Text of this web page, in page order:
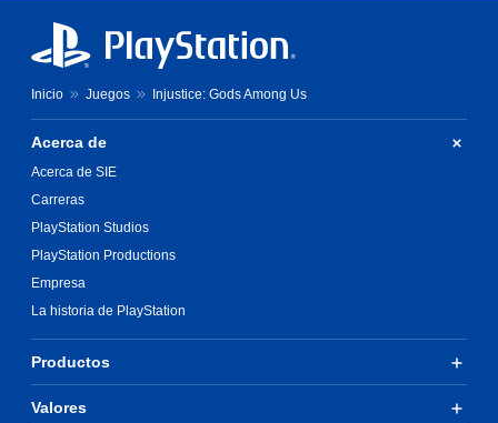
Inicio Juegos Injustice: Gods Among Us
Acerca de
Acerca de SIE
Carreras
PlayStation Studios
PlayStation Productions
Empresa
La historia de PlayStation
Productos
Valores